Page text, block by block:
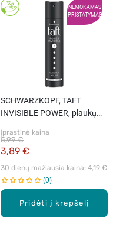
NEMOKAMAS
PRISTATYMAS
Pridėti į krepšelį
SCHWARZKOPF, TAFT
INVISIBLE POWER, plaukų
Įprastinė kaina
3,89 €
5,99 €
30 dienų mažiausia kaina: 4,19 €
0